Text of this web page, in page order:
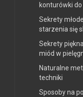
konturówki
Sekrety
starzenia się
Sekrety
miód w
Naturalne
techniki
Sposoby na